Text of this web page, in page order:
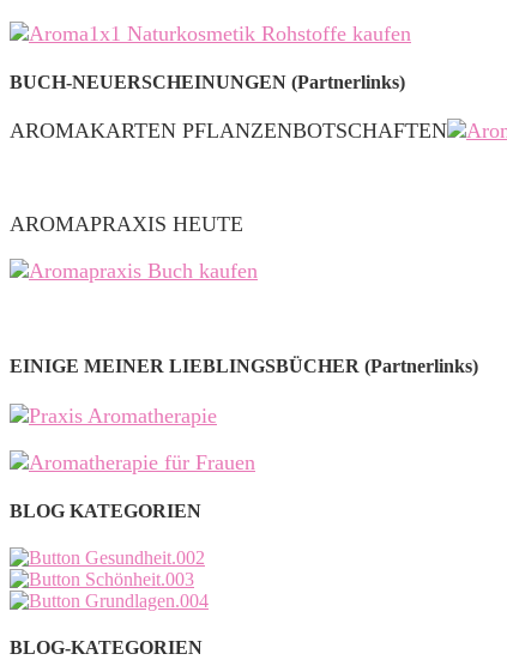
BUCH-NEUERSCHEINUNGEN (Partnerlinks)
AROMAKARTEN PFLANZENBOTSCHAFTEN
AROMAPRAXIS HEUTE
EINIGE MEINER LIEBLINGSBÜCHER (Partnerlinks)
BLOG KATEGORIEN
BLOG-KATEGORIEN